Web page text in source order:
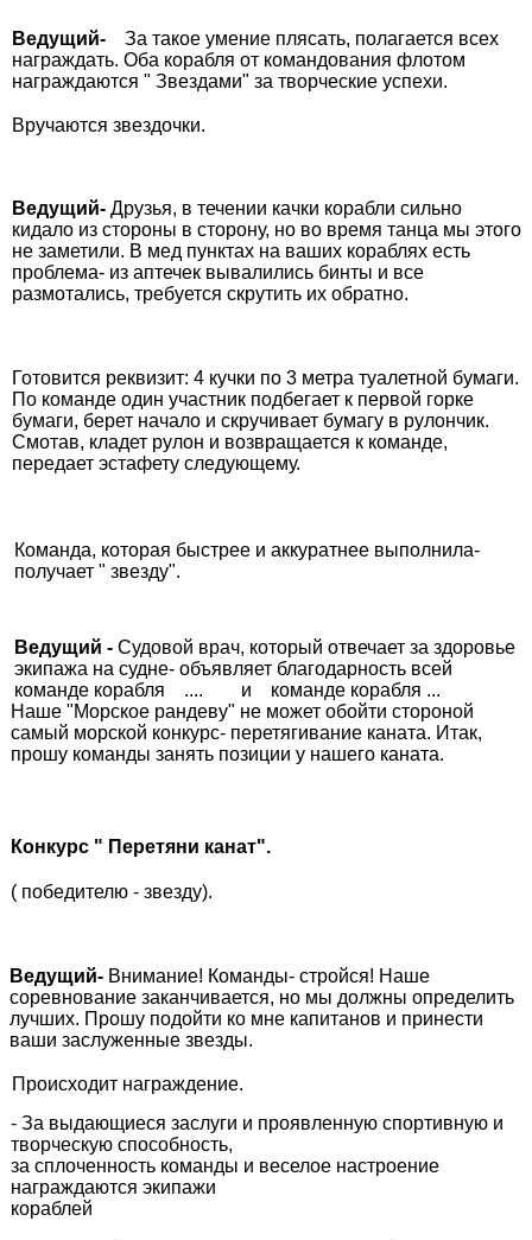
Ведущий- За такое умение плясать, полагается всех
награждать. Оба корабля от командования флотом
награждаются " Звездами" за творческие успехи.
Вручаются звездочки.
Ведущий-Друзья, в течении качки корабли сильно
кидало из стороны в сторону, но во время танца мы этого
не заметили. В мед пунктах на ваших кораблях есть
проблема- из аптечек вывалились бинты и все
размотались, требуется скрутить их обратно.
Готовится реквизит: 4 кучки по 3 метра туалетной бумаги.
По команде один участник подбегает к первой горке
бумаги, берет начало и скручивает бумагу в рулончик.
Смотав, кладет рулон и возвращается к команде,
передает эстафету следующему.
Команда, которая быстрее и аккуратнее выполнила-
получает " звезду".
Ведущий - Судовой врач, который отвечает за здоровье
экипажа на судне- объявляет благодарность всей
команде корабля .... и команде корабля ...
Наше "Морское рандеву" не может обойти стороной
самый морской конкурс- перетягивание каната. Итак,
прошу команды занять позиции у нашего каната.
Конкурс " Перетяни канат".
( победителю - звезду).
Ведущий- Внимание! Команды- стройся! Наше
соревнование заканчивается, но мы должны определить
лучших. Прошу подойти ко мне капитанов и принести
ваши заслуженные звезды.
Происходит награждение.
- За выдающиеся заслуги и проявленную спортивную и
творческую способность,
за сплоченность команды и веселое настроение
награждаются экипажи
кораблей